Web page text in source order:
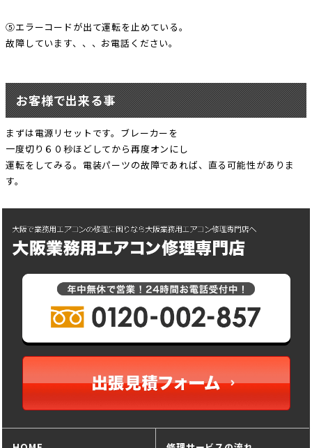
⑤エラーコードが出て運転を止めている。
故障しています、、、お電話ください。
お客様で出来る事
まずは電源リセットです。ブレーカーを
一度切り６０秒ほどしてから再度オンにし
運転をしてみる。電装パーツの故障であれば、直る可能性がありま
す。